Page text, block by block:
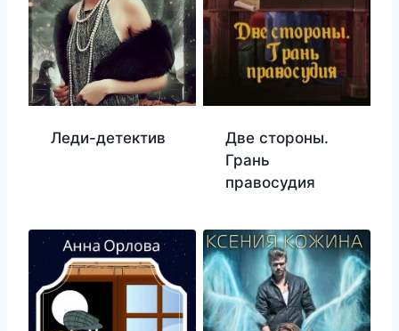
Леди-детектив
Две стороны.
Грань
правосудия